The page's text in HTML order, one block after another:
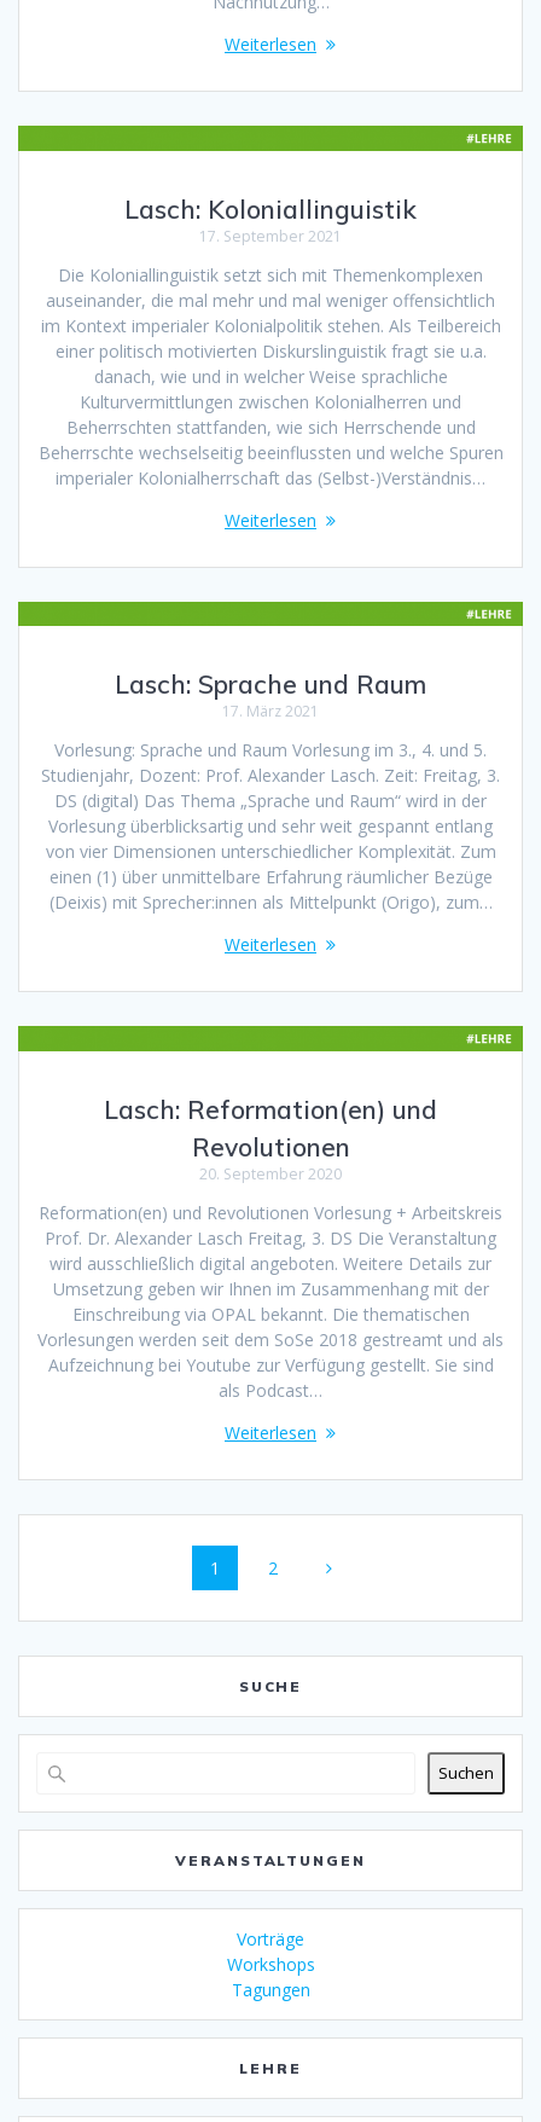
Weiterlesen
Lasch: Koloniallinguistik
17. September 2021
Die Koloniallinguistik setzt sich mit Themenkomplexen
auseinander, die mal mehr und mal weniger offensichtlich
im Kontext imperialer Kolonialpolitik stehen. Als Teilbereich
einer politisch motivierten Diskurslinguistik fragt sie u.a.
danach, wie und in welcher Weise sprachliche
Kulturvermittlungen zwischen Kolonialherren und
Beherrschten stattfanden, wie sich Herrschende und
Beherrschte wechselseitig beeinflussten und welche Spuren
imperialer Kolonialherrschaft das (Selbst-)Verständnis…
Weiterlesen
Lasch: Sprache und Raum
17. März 2021
Vorlesung: Sprache und Raum Vorlesung im 3., 4. und 5.
Studienjahr, Dozent: Prof. Alexander Lasch. Zeit: Freitag, 3.
DS (digital) Das Thema „Sprache und Raum“ wird in der
Vorlesung überblicksartig und sehr weit gespannt entlang
von vier Dimensionen unterschiedlicher Komplexität. Zum
einen (1) über unmittelbare Erfahrung räumlicher Bezüge
(Deixis) mit Sprecher:innen als Mittelpunkt (Origo), zum…
Weiterlesen
Lasch: Reformation(en) und
Revolutionen
20. September 2020
Reformation(en) und Revolutionen Vorlesung + Arbeitskreis
Prof. Dr. Alexander Lasch Freitag, 3. DS Die Veranstaltung
wird ausschließlich digital angeboten. Weitere Details zur
Umsetzung geben wir Ihnen im Zusammenhang mit der
Einschreibung via OPAL bekannt. Die thematischen
Vorlesungen werden seit dem SoSe 2018 gestreamt und als
Aufzeichnung bei Youtube zur Verfügung gestellt. Sie sind
als Podcast…
Weiterlesen
Beitragsnavigation
Seite
1 Seite
2
SUCHE
Suchen
VERANSTALTUNGEN
Vorträge
Workshops
Tagungen
LEHRE